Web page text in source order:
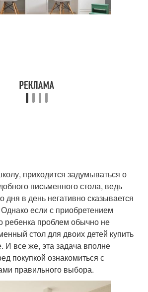
приходится задумываться о
письменного стола, ведь
дня в день негативно сказывается
Однако если с приобретением
ребенка проблем обычно не
стол для двоих детей купить
И все же, эта задача вполне
покупкой ознакомиться с
правильного выбора.